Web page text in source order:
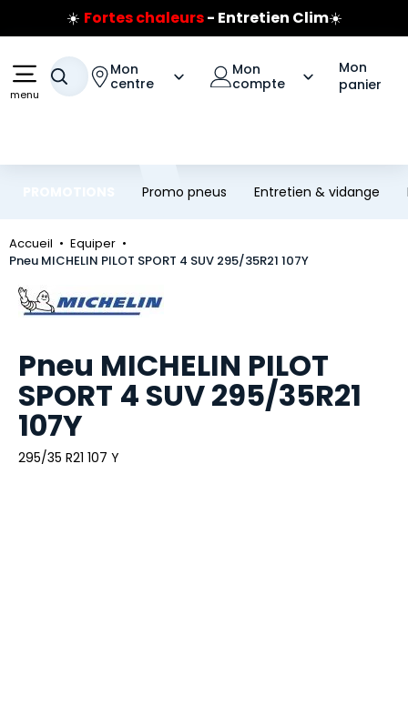
Aller au contenu principal
Aller à la navigation
☀️ Fortes chaleurs- Entretien Clim☀️
Prix coûtant pneus Bridgestone
Jusqu'à 120€ remboursés sur les pneus Bridgestone
menu
Votre recherche
Mon
centre
Mon
compte
Mon
panier
Promo pneus Entretien & vidange
Accueil
Equiper
Pneu MICHELIN PILOT SPORT 4 SUV 295/35R21 107Y
Marque
Pneu MICHELIN PILOT
SPORT 4 SUV 295/35R21
107Y
295/35 R21 107 Y